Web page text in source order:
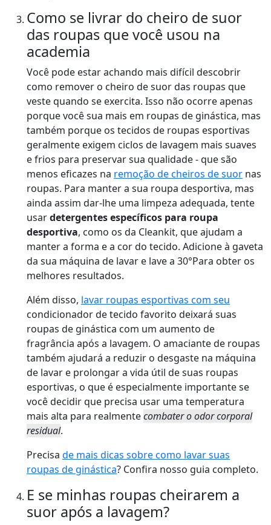
Como se livrar do cheiro de suor
das roupas que você usou na
academia
Você pode estar achando mais difícil descobrir
como remover o cheiro de suor das roupas que
veste quando se exercita. Isso não ocorre apenas
porque você sua mais em roupas de ginástica, mas
também porque os tecidos de roupas esportivas
geralmente exigem ciclos de lavagem mais suaves
e frios para preservar sua qualidade - que são
menos eficazes na remoção de cheiros de suor nas
roupas. Para manter a sua roupa desportiva, mas
ainda assim dar-lhe uma limpeza adequada, tente
usardetergentes específicos para roupa
desportiva, como os da Cleankit, que ajudam a
manter a forma e a cor do tecido. Adicione à gaveta
da sua máquina de lavar e lave a 30°Para obter os
melhores resultados.
Além disso, lavar roupas esportivas com seu
condicionador de tecido favorito deixará suas
roupas de ginástica com um aumento de
fragrância após a lavagem. O amaciante de roupas
também ajudará a reduzir o desgaste na máquina
de lavar e prolongar a vida útil de suas roupas
esportivas, o que é especialmente importante se
você decidir que precisa usar uma temperatura
mais alta para realmentecombater o odor corporal
residual.
Precisa de mais dicas sobre como lavar suas
roupas de ginástica? Confira nosso guia completo.
E se minhas roupas cheirarem a
suor após a lavagem?